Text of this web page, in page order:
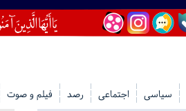
سیاسی اجتماعی رصد فیلم و صوت